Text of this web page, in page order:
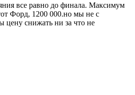
все равно до финала. Максимум
Форд, 1200 000.но мы не с
цену снижать ни за что не